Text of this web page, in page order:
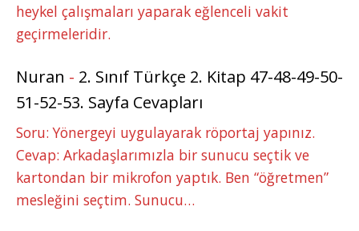
heykel çalışmaları yaparak eğlenceli vakit
geçirmeleridir.
Nuran - 2. Sınıf Türkçe 2. Kitap 47-48-49-50-
51-52-53. Sayfa Cevapları
Soru: Yönergeyi uygulayarak röportaj yapınız.
Cevap: Arkadaşlarımızla bir sunucu seçtik ve
kartondan bir mikrofon yaptık. Ben “öğretmen”
mesleğini seçtim. Sunucu…